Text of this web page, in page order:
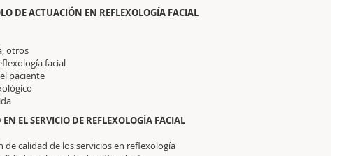
DE ACTUACIÓN EN REFLEXOLOGÍA FACIAL
otros
facial
paciente
EL SERVICIO DE REFLEXOLOGÍA FACIAL
de calidad de los servicios en reflexología